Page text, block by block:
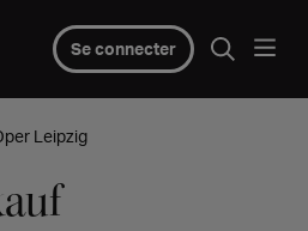
Se connecter
Leipzig